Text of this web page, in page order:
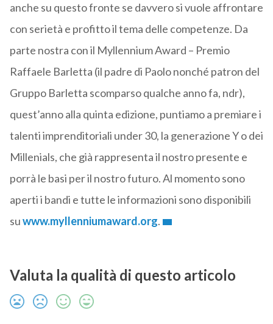
anche su questo fronte se davvero si vuole affrontare
con serietà e profitto il tema delle competenze. Da
parte nostra con il Myllennium Award – Premio
Raffaele Barletta (il padre di Paolo nonché patron del
Gruppo Barletta scomparso qualche anno fa, ndr),
quest’anno alla quinta edizione, puntiamo a premiare i
talenti imprenditoriali under 30, la generazione Y o dei
Millenials, che già rappresenta il nostro presente e
porrà le basi per il nostro futuro. Al momento sono
aperti i bandi e tutte le informazioni sono disponibili
suwww.myllenniumaward.org.
Valuta la qualità di questo articolo